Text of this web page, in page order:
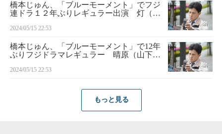
橋本じゅん、「ブルーモーメント」でフジ
連ドラ１２年ぶりレギュラー出演 灯（本
ＤＭメンバー
2024/05/15 22:53
橋本じゅん、「ブルーモーメント」で12年
ぶりフジドラマレギュラー 晴原（山下智
物で
2024/05/15 22:53
もっと見る